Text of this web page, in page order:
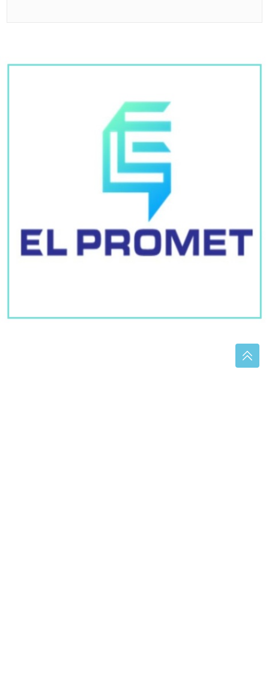
Netflixova teen drama vraća se sa novom sezonom
Značajan interes za besplatno putno
osiguranje za boravak izvan BiH
"Caka" je u ovome: Ako želite da
burek bude hrskav onda uradite ovo
prije stavljanja u rernu